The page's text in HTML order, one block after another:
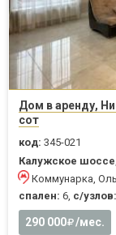
Дом в аренду,
сот
код: 345-021
Калужское
Коммунарка,
спален: 6, с/узлов:
290 000 /мес.